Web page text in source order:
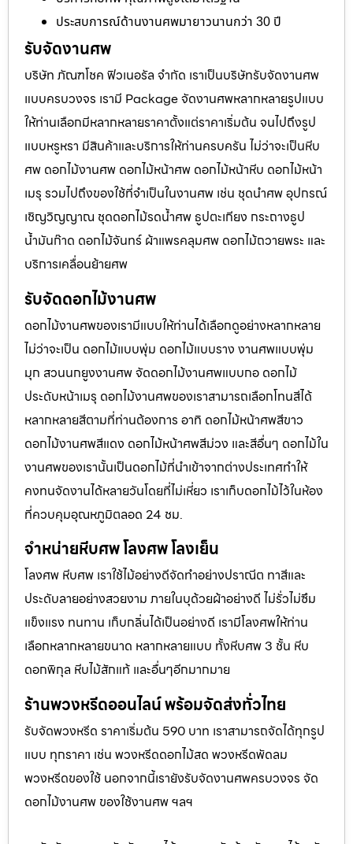
ประสบการณ์ด้านงานศพมายาวนานกว่า 30 ปี
รับจัดงานศพ
บริษัท ภัณฑโชค ฟิวเนอรัล จำกัด เราเป็นบริษัทรับจัดงานศพ
แบบครบวงจร เรามี Package จัดงานศพหลากหลายรูปแบบ
ให้ท่านเลือกมีหลากหลายราคาตั้งแต่ราคาเริ่มต้น จนไปถึงรูป
แบบหรูหรา มีสินค้าและบริการให้ท่านครบครัน ไม่ว่าจะเป็นหีบ
ศพ ดอกไม้งานศพ ดอกไม้หน้าศพ ดอกไม้หน้าหีบ ดอกไม้หน้า
เมรุ รวมไปถึงของใช้ที่จำเป็นในงานศพ เช่น ชุดนำศพ อุปกรณ์
เชิญวิญญาณ ชุดดอกไม้รดน้ำศพ ธูปตะเกียง กระถางธูป
น้ำมันก๊าด ดอกไม้จันทร์ ผ้าแพรคลุมศพ ดอกไม้ถวายพระ และ
บริการเคลื่อนย้ายศพ
รับจัดดอกไม้งานศพ
ดอกไม้งานศพของเรามีแบบให้ท่านได้เลือกดูอย่างหลากหลาย
ไม่ว่าจะเป็น ดอกไม้แบบพุ่ม ดอกไม้แบบราง งานศพแบบพุ่ม
มุก สวนนกยูงงานศพ จัดดอกไม้งานศพแบบกอ ดอกไม้
ประดับหน้าเมรุ ดอกไม้งานศพของเราสามารถเลือกโทนสีได้
หลากหลายสีตามที่ท่านต้องการ อาทิ ดอกไม้หน้าศพสีขาว
ดอกไม้งานศพสีแดง ดอกไม้หน้าศพสีม่วง และสีอื่นๆ ดอกไม้ใน
งานศพของเรานั้นเป็นดอกไม้ที่นำเข้าจากต่างประเทศทำให้
คงทนจัดงานได้หลายวันโดยที่ไม่เหี่ยว เราเก็บดอกไม้ไว้ในห้อง
ที่ควบคุมอุณหภูมิตลอด 24 ชม.
จำหน่ายหีบศพ โลงศพ โลงเย็น
โลงศพ หีบศพ เราใช้ไม้อย่างดีจัดทำอย่างปราณีต ทาสีและ
ประดับลายอย่างสวยงาม ภายในบุด้วยผ้าอย่างดี ไม่รั่วไม่ซึม
แข็งแรง ทนทาน เก็บกลิ่นได้เป็นอย่างดี เรามีโลงศพให้ท่าน
เลือกหลากหลายขนาด หลากหลายแบบ ทั้งหีบศพ 3 ชั้น หีบ
ดอกพิกุล หีบไม้สักแท้ และอื่นๆอีกมากมาย
ร้านพวงหรีดออนไลน์ พร้อมจัดส่งทั่วไทย
รับจัดพวงหรีด ราคาเริ่มต้น 590 บาท เราสามารถจัดได้ทุกรูป
แบบ ทุกราคา เช่น พวงหรีดดอกไม้สด พวงหรีดพัดลม
พวงหรีดของใช้ นอกจากนี้เรายังรับจัดงานศพครบวงจร จัด
ดอกไม้งานศพ ของใช้งานศพ ฯลฯ